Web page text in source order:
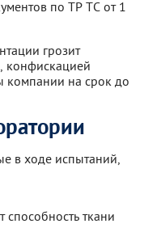
по ТР ТС от 1
грозит
конфискацией
компании на срок до
в ходе испытаний,
способность ткани